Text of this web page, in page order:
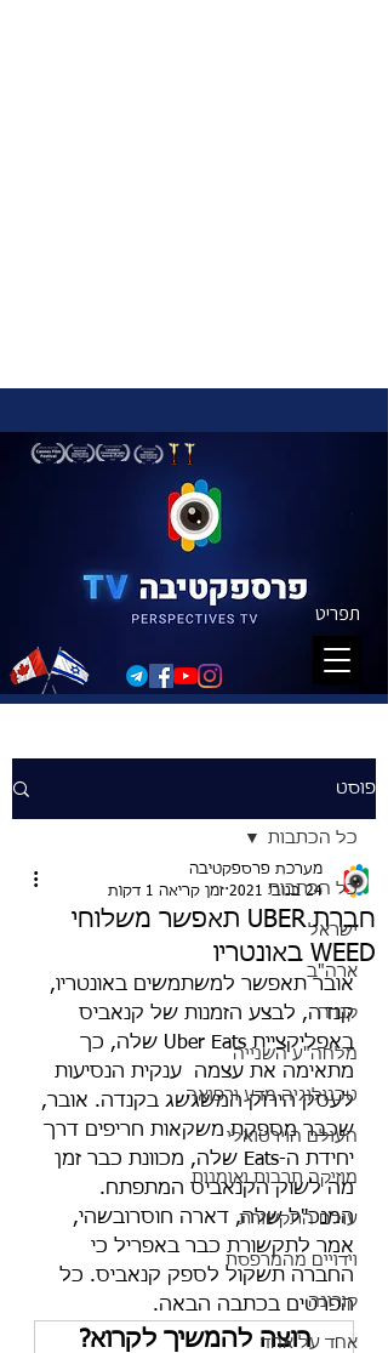
תפריט
פוסט
כל הכתבות
ישראל
ארה"ב
קנדה
מלחה"ע השנייה
טכנולוגיה מדע ורפואה
העולם הוירטואלי
מוזיקה תרבות ואומנות
עולם התקשורת
וידויים מהמרפסת
קורונה
אחד על אחד
כל הכתבות
חברת UBER תאפשר משלוחי
WEED באונטריו
מערכת פרספקטיבה
24 בנוב׳ 2021
זמן קריאה 1 דקות
אובר תאפשר למשתמשים באונטריו,
קנדה, לבצע הזמנות של קנאביס
באפליקציית Uber Eats שלה, כך
מתאימה את עצמה  ענקית הנסיעות
לעסק הירוק המשגשג בקנדה. אובר,
שכבר מספקת משקאות חריפים דרך
יחידת ה-Eats שלה, מכוונת כבר זמן
מה לשוק הקנאביס המתפתח.
המנכ"ל שלה, דארה חוסרובשהי,
אמר לתקשורת כבר באפריל כי
החברה תשקול לספק קנאביס. כל
הפרטים בכתבה הבאה.
רוצה להמשיך לקרוא?